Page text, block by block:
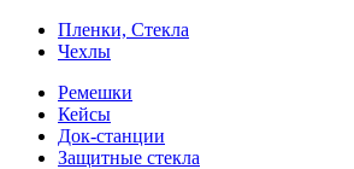
Пленки, Стекла
Чехлы
Ремешки
Кейсы
Док-станции
Защитные стекла